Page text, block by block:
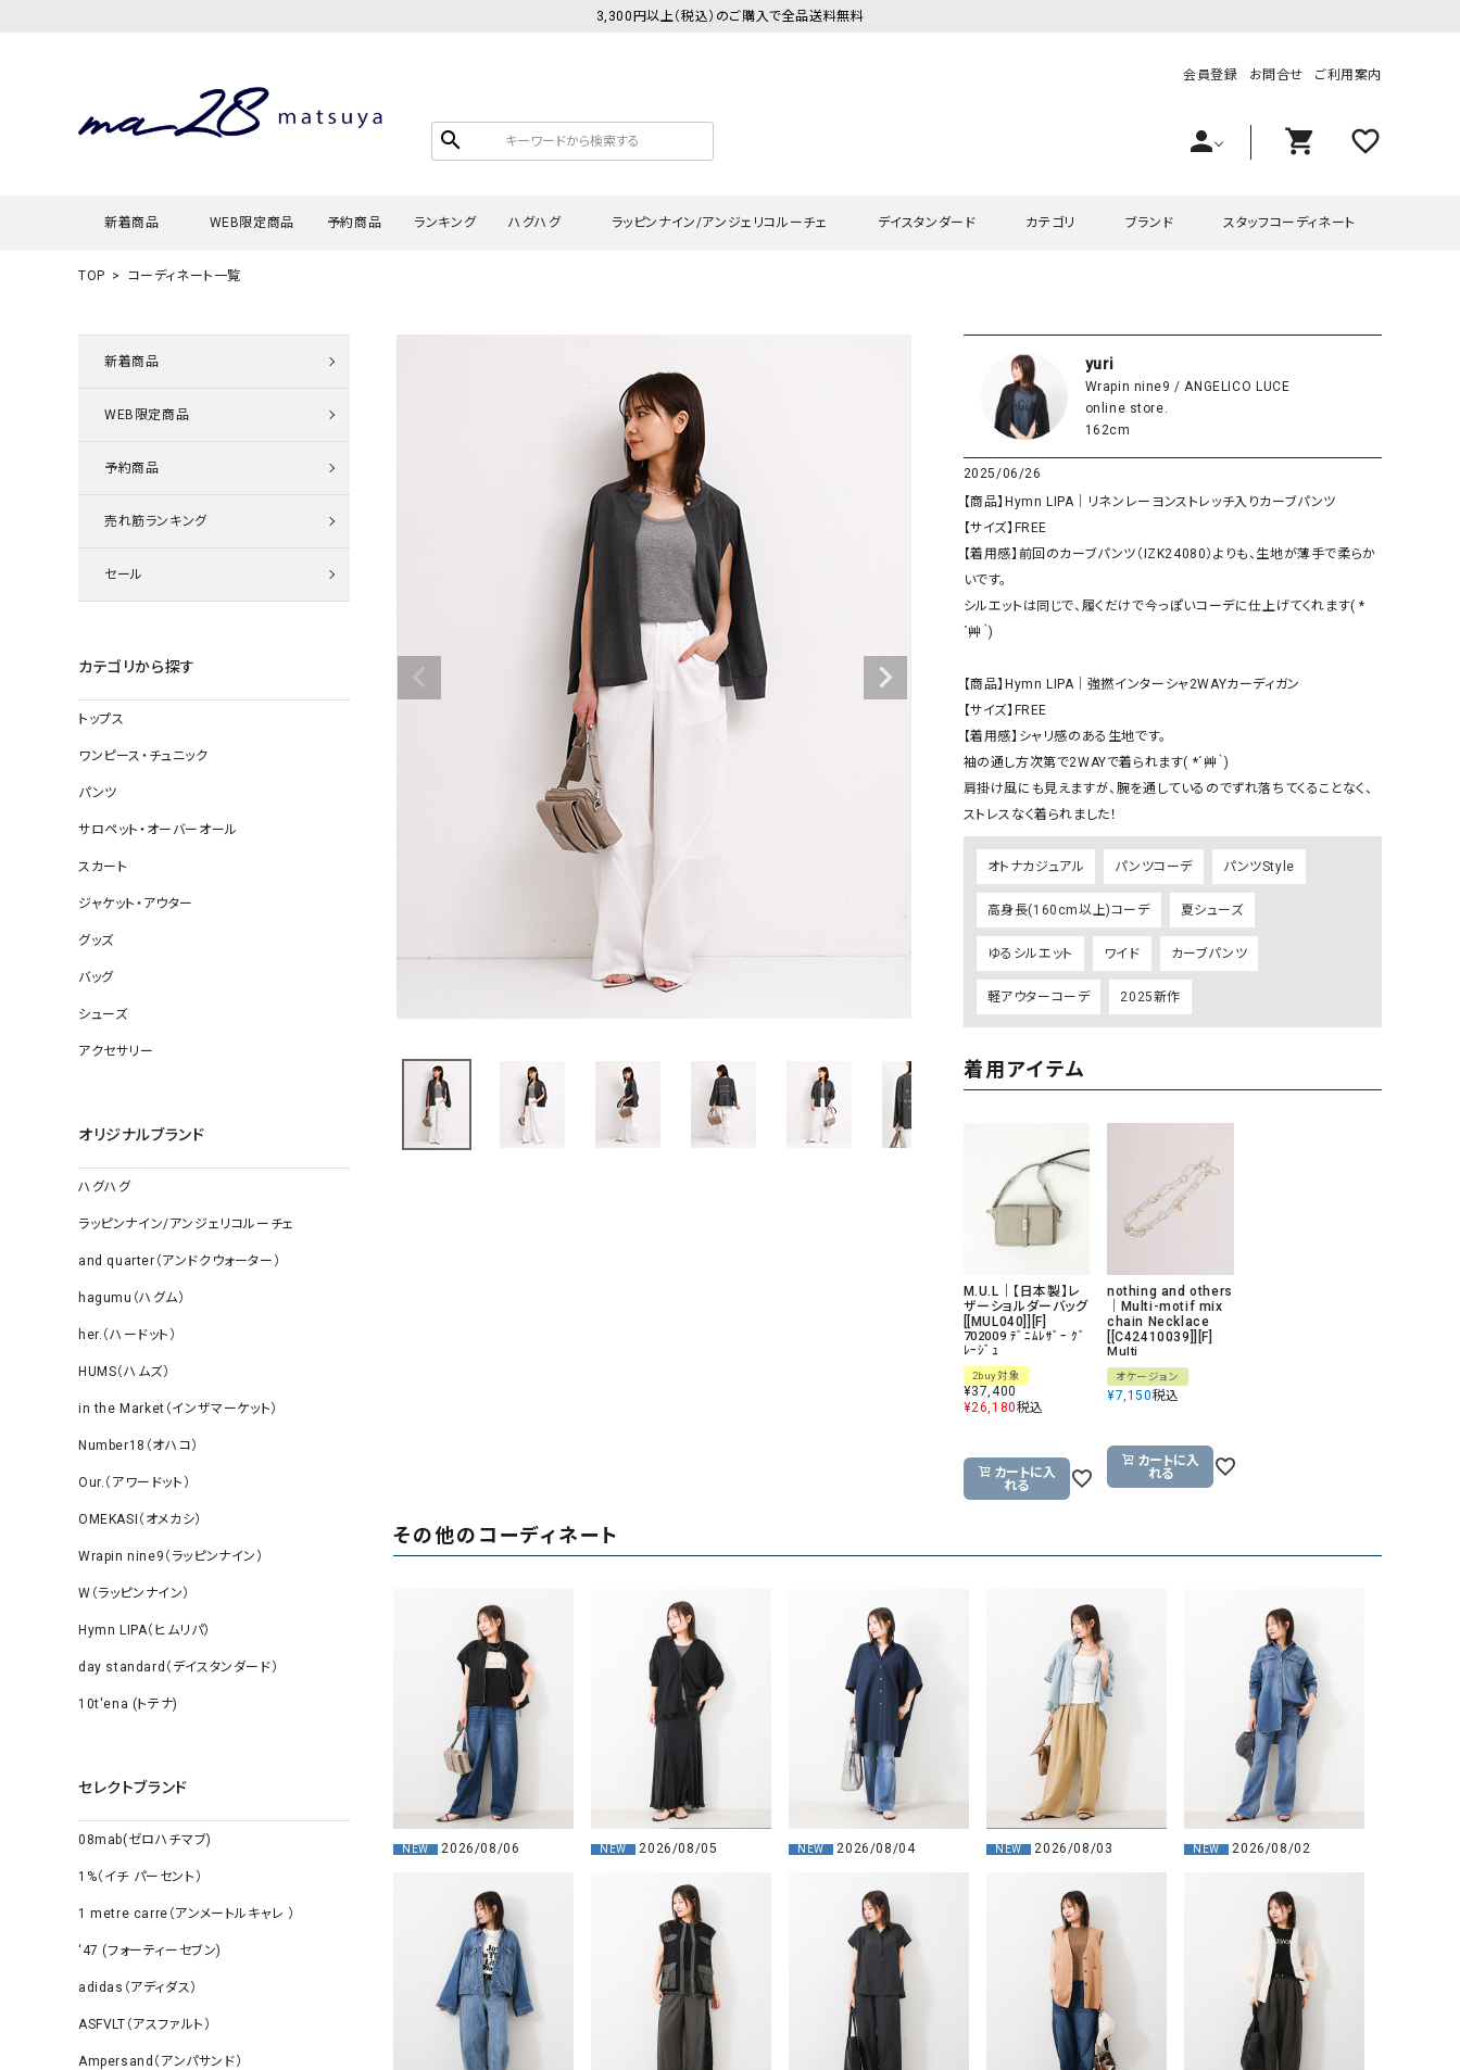
3,300円以上（税込）のご購入で全品送料無料
search
会員登録 お問合せ ご利用案内
person shopping_cart favorite_outline
新着商品 WEB限定商品 予約商品 ランキング ハグハグ
ロング・マキシ丈
その他スカート
ラッピンナイン/アンジェリコルーチェ
カーディガン
タンクトップ・キャミソール
デニムパンツ
その他のパンツ
ジャケット
その他アウター
デイスタンダード
チュニック
その他スカート
カテゴリ
ワンピース・チュニック
サロペット・オーバーオール
スカート
ジャケット・アウター
グッズ
ワンピース・チュニック
サロペット・オーバーオール
グッズ
ブランド
ラッピンナイン/アンジェリコルーチェ
hagumu（ハグム）
her.（ハードット）
and quarter（アンドクウォーター） HUMS（ハムズ）
Our.（アワードット） Hymn LIPA（ヒムリパ）
Wrapin nine9（ラッピンナイン）
1%（イチ パーセント）
1 metre carre（アンメートルキャレ ）
120%lino（ワンハンドレッドトゥエンティ
adidas（アディダス）
ASFVLT（アスファルト）
Ampersand（アンパサンド）
Audition（オーディション）
ORDINARY FITS（オーディ
blue willow（ブルーウィロー） Osmosis（オズモシス）
blue willow（ブルーウィロー）
CUBE SUGAR（キューブシュガー）
CONVERSE ALL STAR（コンバースオー
ルスター）
DENIM DUNGAREE（デニムダンガリー）
Deck（ディック）
EVOL（イーボル）
Emma Taylor（エマテイラー）
FLAVOR TEE（フレーバーティー）
GO TO HOLLYWOOD（ゴートゥーハリウ
GAIMO（ガイモ）
GRAMICCI（グラミチ）
USU GALLERY（ユーエス
ー）
（ｇ） （グラム） upper hights（アッパーハイ
Gives a sense of fullment
HUNTER（ハンター）
ICHI（イチ）
スタッフコーディネート
TOP コーディネート一覧
新着商品
WEB限定商品
予約商品
売れ筋ランキング
セール
カテゴリから探す
トップス
ワンピース・チュニック
パンツ
サロペット・オーバーオール
スカート
ジャケット・アウター
グッズ
バッグ
シューズ
アクセサリー
オリジナルブランド
ハグハグ
ラッピンナイン/アンジェリコルーチェ
and quarter（アンドクウォーター）
hagumu（ハグム）
her.（ハードット）
HUMS（ハムズ）
in the Market（インザマーケット）
Number18（オハコ）
Our.（アワードット）
OMEKASI（オメカシ）
Wrapin nine9（ラッピンナイン）
W（ラッピンナイン）
Hymn LIPA（ヒムリパ）
day standard（デイスタンダード）
10t'ena (トテナ)
セレクトブランド
08mab(ゼロハチマブ)
1%（イチ パーセント）
1 metre carre（アンメートルキャレ ）
‘47 (フォーティーセブン)
adidas（アディダス）
ASFVLT（アスファルト）
Ampersand（アンパサンド）
yuri
Wrapin nine9 / ANGELICO LUCE
online store.
162cm
2025/06/26
【商品】Hymn LIPA｜リネンレーヨンストレッチ入りカーブパンツ
【サイズ】FREE
【着用感】前回のカーブパンツ（IZK24080）よりも、生地が薄手で柔らか
いです。
シルエットは同じで、履くだけで今っぽいコーデに仕上げてくれます( *
´艸｀)
【商品】Hymn LIPA｜強撚インターシャ2WAYカーディガン
【サイズ】FREE
【着用感】シャリ感のある生地です。
袖の通し方次第で2WAYで着られます( *´艸｀)
肩掛け風にも見えますが、腕を通しているのでずれ落ちてくることなく、
ストレスなく着られました！
オトナカジュアル パンツコーデ パンツStyle
高身長(160cm以上)コーデ 夏シューズ
ゆるシルエット ワイド カーブパンツ
軽アウターコーデ 2025新作
着用アイテム
M.U.L｜【日本製】レ
ザーショルダーバッグ
[[MUL040]][F]
702009 ﾃﾞﾆﾑﾚｻﾞｰ ｸﾞ
ﾚｰｼﾞｭ
2buy対象
¥37,400
¥26,180税込
カートに入
れる
nothing and others
｜Multi-motif mix
chain Necklace
[[C42410039]][F]
Multi
オケージョン
¥7,150税込
カートに入
れる
その他のコーディネート
NEW 2026/08/06 NEW 2026/08/05 NEW 2026/08/04 NEW 2026/08/03 NEW 2026/08/02